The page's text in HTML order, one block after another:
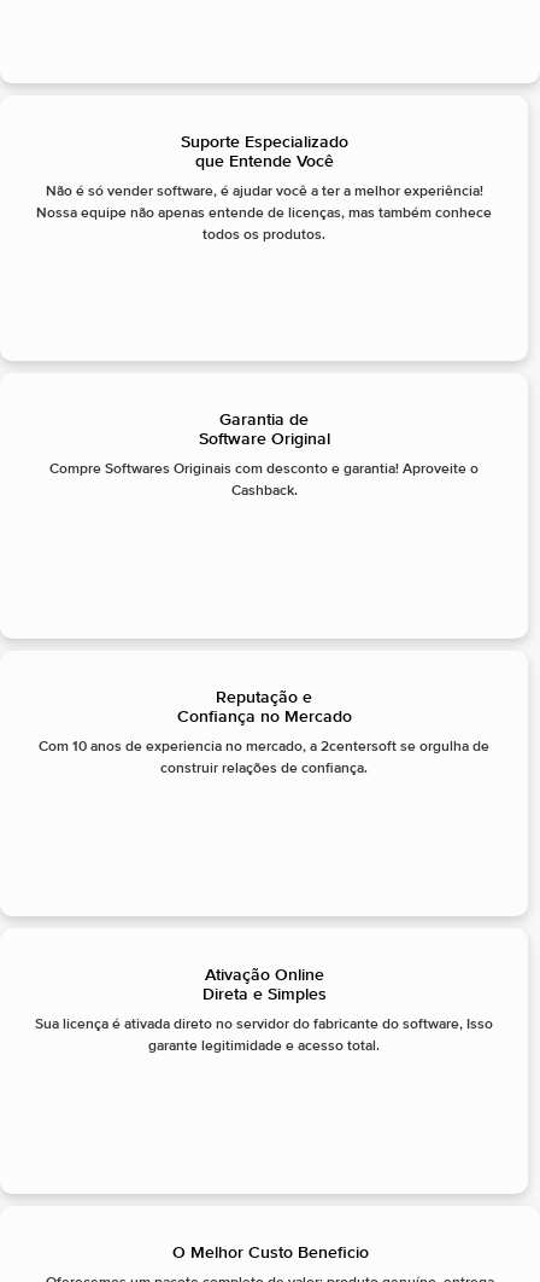
Suporte Especializado
que Entende Você
Não é só vender software, é ajudar você a ter a melhor experiência!
Nossa equipe não apenas entende de licenças, mas também conhece
todos os produtos.
Garantia de
Software Original
Compre Softwares Originais com desconto e garantia! Aproveite o
Cashback.
Reputação e
Confiança no Mercado
Com 10 anos de experiencia no mercado, a 2centersoft se orgulha de
construir relações de confiança.
Ativação Online
Direta e Simples
Sua licença é ativada direto no servidor do fabricante do software, Isso
garante legitimidade e acesso total.
O Melhor Custo Beneficio